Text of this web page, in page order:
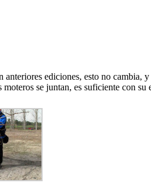
anteriores ediciones, esto no cambia, y
se juntan, es suficiente con su